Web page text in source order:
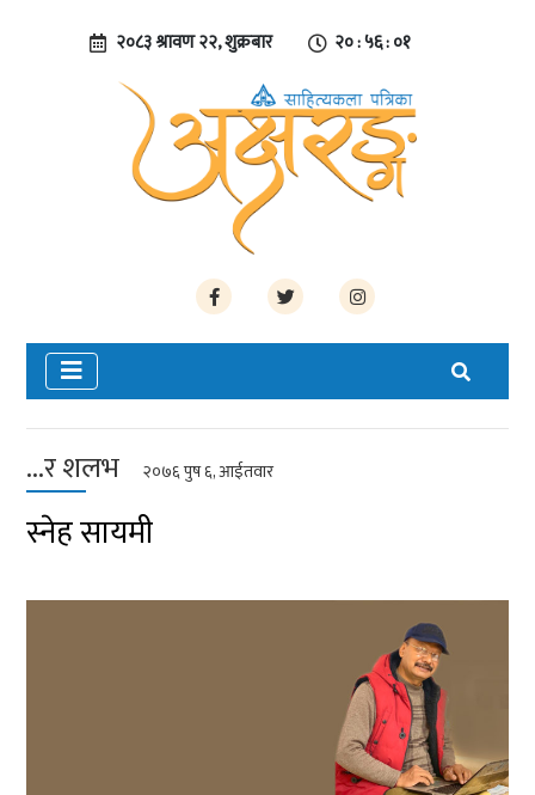
२०८३ श्रावण २२, शुक्रबार २० : ५६ : ०२
...र शलभ २०७६ पुष ६, आईतवार
स्नेह सायमी